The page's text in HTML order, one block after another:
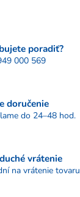
poradiť?
000 569
doručenie
do 24–48 hod.
vrátenie
na vrátenie tovaru